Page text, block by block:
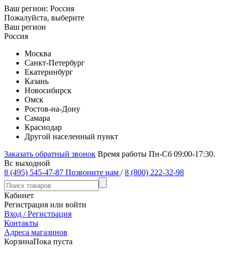
Ваш регион: Россия
Пожалуйста, выберите
Ваш регион
Россия
Москва
Санкт-Петербург
Екатеринбург
Казань
Новосибирск
Омск
Ростов-на-Дону
Самара
Краснодар
Другой населенный пункт
Заказать обратный звонок Время работы Пн-Сб 09:00-17:30.
Вс выходной
8 (495) 545-47-87 Позвоните нам / 8 (800) 222-32-98
Кабинет
Регистрация или войти
Вход / Регистрация
Контакты
Адреса магазинов
КорзинаПока пуста